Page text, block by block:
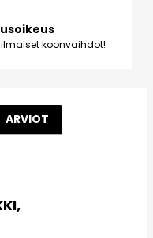
koonvaihdot!
ARVIOT